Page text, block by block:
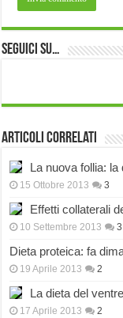
Seguici su…
Articoli correlati
La nuova follia:
15 Ottobre 2013 3
Effetti collaterali
10 Settembre 2013 3
Dieta proteica: fa
19 Aprile 2013 2
La dieta del
17 Aprile 2013 2